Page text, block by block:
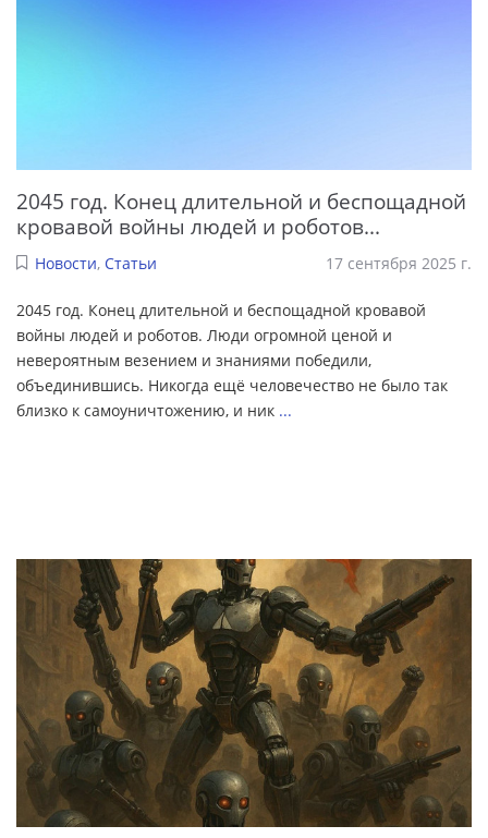
2045 год. Конец длительной и беспощадной
кровавой войны людей и роботов...
Новости, Статьи 17 сентября 2025 г.
2045 год. Конец длительной и беспощадной кровавой
войны людей и роботов. Люди огромной ценой и
невероятным везением и знаниями победили,
объединившись. Никогда ещё человечество не было так
близко к самоуничтожению, и ник ...